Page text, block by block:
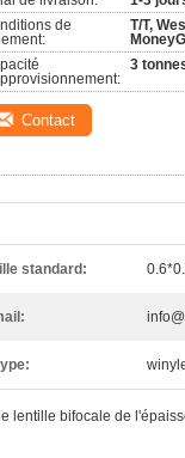
de
T/T,
3
Contact
standard:
lentille bifocale de